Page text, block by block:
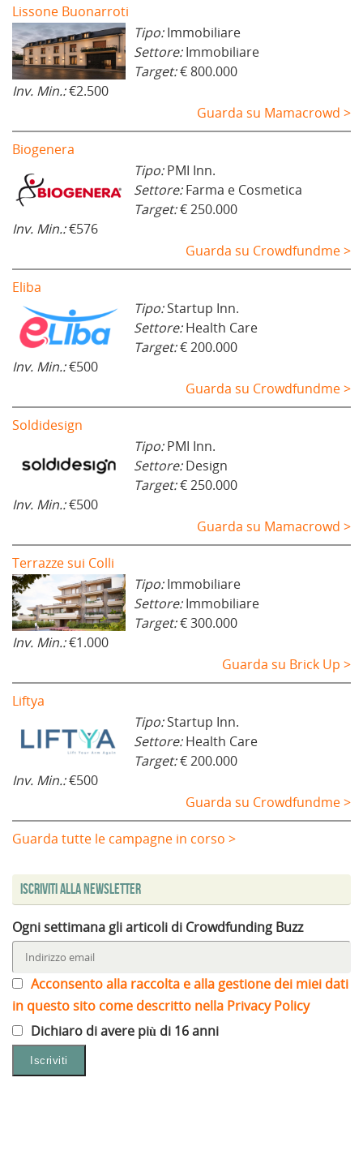
Lissone Buonarroti
Tipo:Immobiliare
Settore:Immobiliare
Target:€ 800.000
Inv. Min.:€2.500
Guarda su Mamacrowd >
Biogenera
Tipo:PMI Inn.
Settore:Farma e Cosmetica
Target:€ 250.000
Inv. Min.:€576
Guarda su Crowdfundme >
Eliba
Tipo:Startup Inn.
Settore:Health Care
Target:€ 200.000
Inv. Min.:€500
Guarda su Crowdfundme >
Soldidesign
Tipo:PMI Inn.
Settore:Design
Target:€ 250.000
Inv. Min.:€500
Guarda su Mamacrowd >
Terrazze sui Colli
Tipo:Immobiliare
Settore:Immobiliare
Target:€ 300.000
Inv. Min.:€1.000
Guarda su Brick Up >
Liftya
Tipo:Startup Inn.
Settore:Health Care
Target:€ 200.000
Inv. Min.:€500
Guarda su Crowdfundme >
Guarda tutte le campagne in corso >
Iscriviti alla Newsletter
Ogni settimana gli articoli di Crowdfunding Buzz
Acconsento alla raccolta e alla gestione dei miei dati
in questo sito come descritto nella Privacy Policy
Dichiaro di avere più di 16 anni